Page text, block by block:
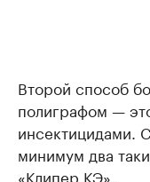
Второй способ
полиграфом —
инсектицидами.
минимум два
«Клипер КЭ».